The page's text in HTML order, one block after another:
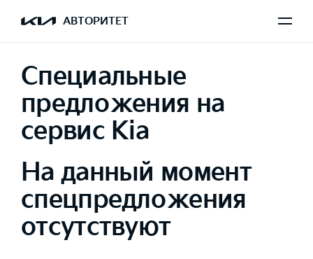
АВТОРИТЕТ
Специальные
предложения на
сервис Kia
На данный момент
спецпредложения
отсутствуют